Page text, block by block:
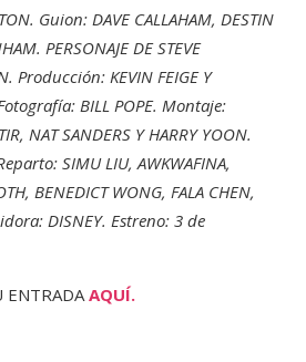
Guion: DAVE CALLAHAM, DESTIN
PERSONAJE DE STEVE
Producción: KEVIN FEIGE Y
BILL POPE. Montaje:
NAT SANDERS Y HARRY YOON.
SIMU LIU, AWKWAFINA,
BENEDICT WONG, FALA CHEN,
DISNEY. Estreno: 3 de
ENTRADA AQUÍ.